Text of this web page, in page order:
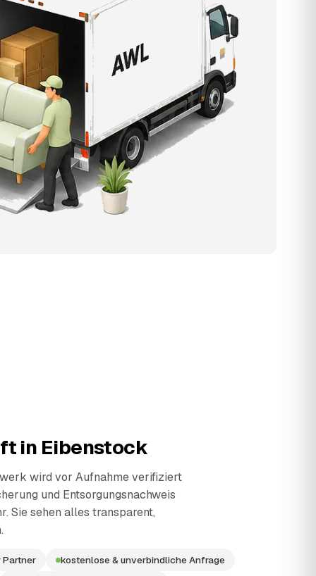
in Eibenstock
wird vor Aufnahme verifiziert
und Entsorgungsnachweis
Sie sehen alles transparent,
Partner kostenlose & unverbindliche Anfrage